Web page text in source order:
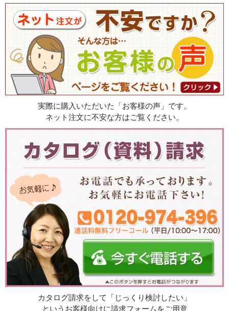
実際に購入いただいた「お客様の声」です。
ネット注文に不安な方はご覧ください。
カタログ請求をして「じっくり検討したい」
というお客様向けに請求フォームをご用意